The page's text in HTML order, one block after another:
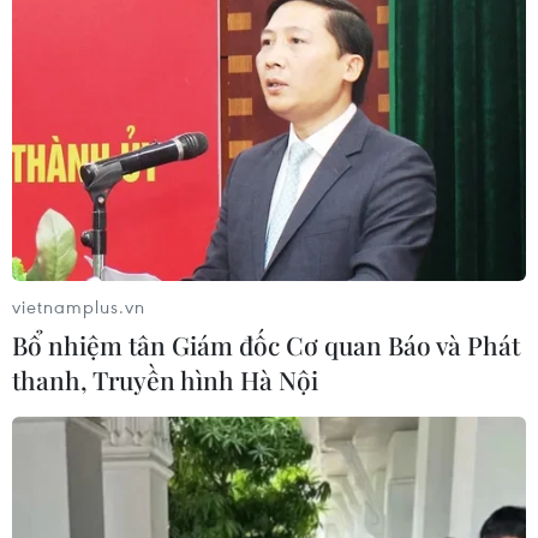
Dự án Cao tốc Châu Đốc-Cần Thơ-Sóc Trăng.
vietnamplus.vn
Bổ nhiệm tân Giám đốc Cơ quan Báo và Phát
thanh, Truyền hình Hà Nội